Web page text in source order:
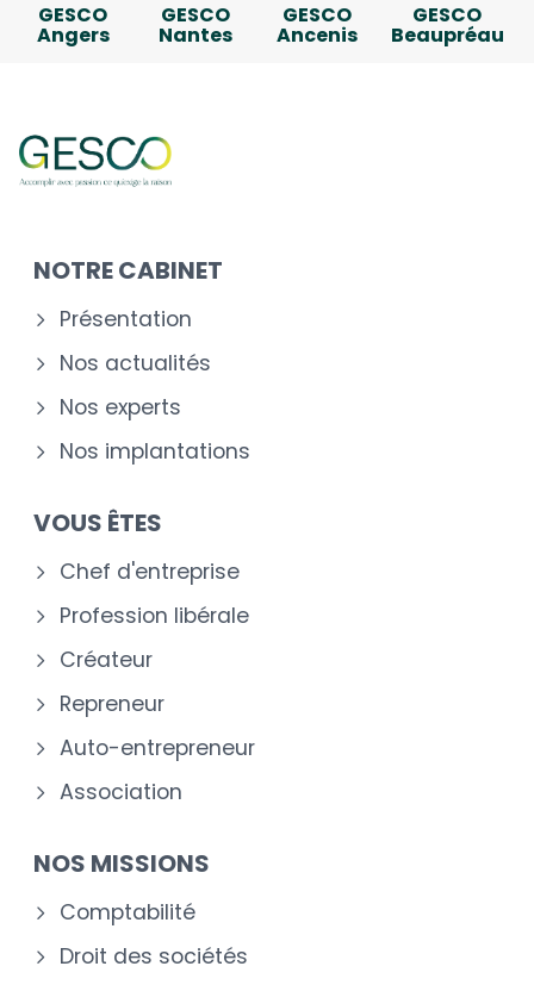
GESCO
Angers
GESCO
Nantes
GESCO
Ancenis
GESCO
Beaupréau
NOTRE CABINET
Présentation
Nos actualités
Nos experts
Nos implantations
VOUS ÊTES
Chef d'entreprise
Profession libérale
Créateur
Repreneur
Auto-entrepreneur
Association
NOS MISSIONS
Comptabilité
Droit des sociétés